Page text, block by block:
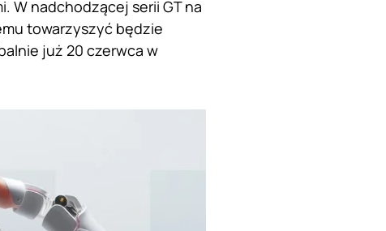
W nadchodzącej serii GT na
towarzyszyć będzie
już 20 czerwca w